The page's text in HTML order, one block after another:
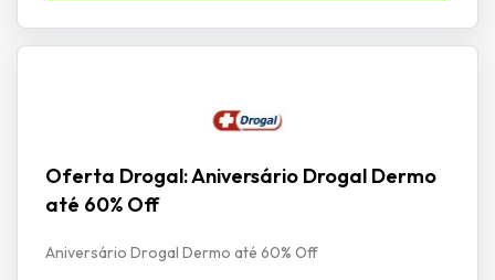
Oferta Drogal: Aniversário Drogal Dermo
até 60% Off
Aniversário Drogal Dermo até 60% Off